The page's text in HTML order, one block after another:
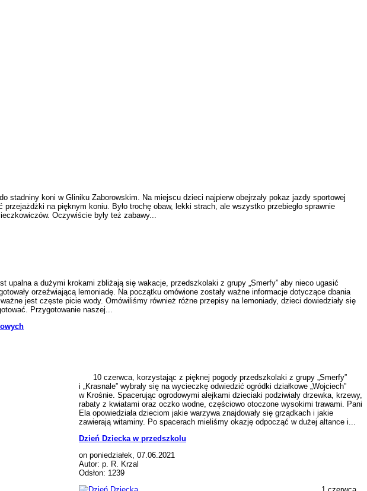
koni w Gliniku Zaborowskim. Na miejscu dzieci najpierw obejrzały pokaz jazdy sportowej
na pięknym koniu. Było trochę obaw, lekki strach, ale wszystko przebiegło sprawnie
Oczywiście były też zabawy...
a dużymi krokami zbliżają się wakacje, przedszkolaki z grupy „Smerfy” aby nieco ugasić
orzeźwiającą lemoniadę. Na początku omówione zostały ważne informacje dotyczące dbania
jest częste picie wody. Omówiliśmy również różne przepisy na lemoniady, dzieci dowiedziały się
Przygotowanie naszej...
10 czerwca, korzystając z pięknej pogody przedszkolaki z grupy „Smerfy”
i „Krasnale” wybrały się na wycieczkę odwiedzić ogródki działkowe „Wojciech”
w Krośnie. Spacerując ogrodowymi alejkami dzieciaki podziwiały drzewka, krzewy,
rabaty z kwiatami oraz oczko wodne, częściowo otoczone wysokimi trawami. Pani
Ela opowiedziała dzieciom jakie warzywa znajdowały się grządkach i jakie
zawierają witaminy. Po spacerach mieliśmy okazję odpocząć w dużej altance i...
Dzień Dziecka w przedszkolu
on poniedziałek, 07.06.2021
Autor: p. R. Krzal
Odsłon: 1239